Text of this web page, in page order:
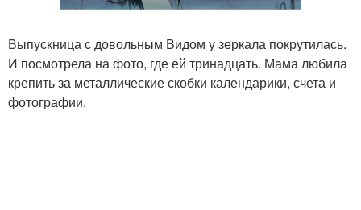
Выпускница с довольным Видом у зеркала покрутилась.
И посмотрела на фото, где ей тринадцать. Мама любила
крепить за металлические скобки календарики, счета и
фотографии.